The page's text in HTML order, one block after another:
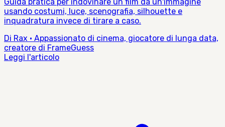
usando costumi, luce, scenografia, silhouette e
inquadratura invece di tirare a caso.
Di Rax · Appassionato di cinema, giocatore di lunga data,
creatore di FrameGuess
Leggi l'articolo